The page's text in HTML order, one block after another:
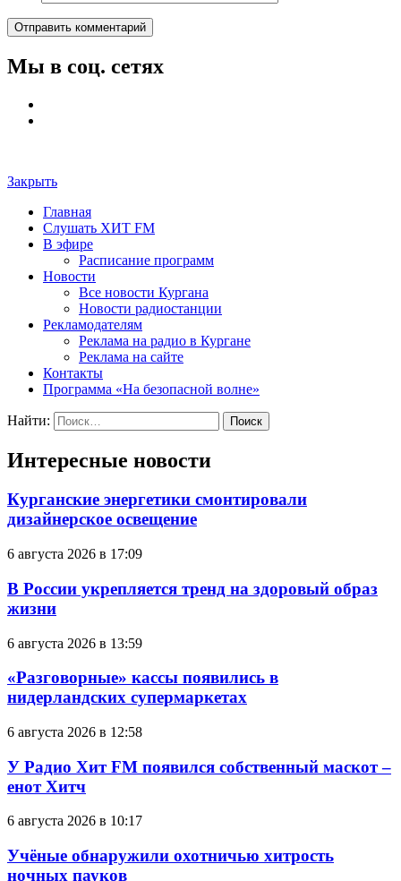
Мы в соц. сетях
Закрыть
Главная
Слушать ХИТ FM
В эфире
Расписание программ
Новости
Все новости Кургана
Новости радиостанции
Рекламодателям
Реклама на радио в Кургане
Реклама на сайте
Контакты
Программа «На безопасной волне»
Найти:
Интересные новости
Курганские энергетики смонтировали
дизайнерское освещение
6 августа 2026 в 17:09
В России укрепляется тренд на здоровый образ
жизни
6 августа 2026 в 13:59
«Разговорные» кассы появились в
нидерландских супермаркетах
6 августа 2026 в 12:58
У Радио Хит FM появился собственный маскот –
енот Хитч
6 августа 2026 в 10:17
Учёные обнаружили охотничью хитрость
ночных пауков